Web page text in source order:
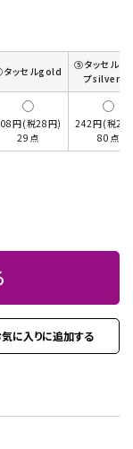
ッセルgold
⑤タッセルキ
プsilver2p
円(税28円)
29点
242円(税22
80点